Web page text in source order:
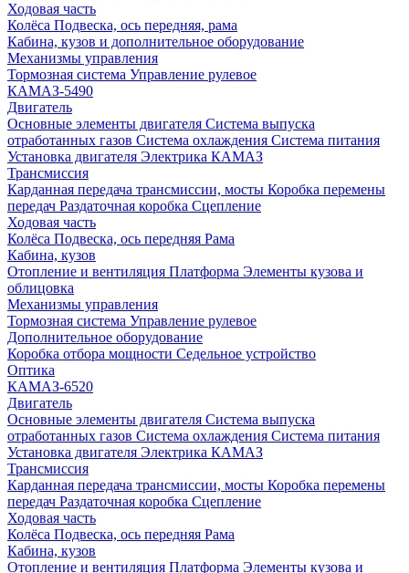
Ходовая часть
Колёса Подвеска, ось передняя, рама
Кабина, кузов и дополнительное оборудование
Механизмы управления
Тормозная система Управление рулевое
КАМАЗ-5490
Двигатель
Основные элементы двигателя Система выпуска
отработанных газов Система охлаждения Система питания
Установка двигателя Электрика КАМАЗ
Трансмиссия
Карданная передача трансмиссии, мосты Коробка перемены
передач Раздаточная коробка Сцепление
Ходовая часть
Колёса Подвеска, ось передняя Рама
Кабина, кузов
Отопление и вентиляция Платформа Элементы кузова и
облицовка
Механизмы управления
Тормозная система Управление рулевое
Дополнительное оборудование
Коробка отбора мощности Седельное устройство
Оптика
КАМАЗ-6520
Двигатель
Основные элементы двигателя Система выпуска
отработанных газов Система охлаждения Система питания
Установка двигателя Электрика КАМАЗ
Трансмиссия
Карданная передача трансмиссии, мосты Коробка перемены
передач Раздаточная коробка Сцепление
Ходовая часть
Колёса Подвеска, ось передняя Рама
Кабина, кузов
Отопление и вентиляция Платформа Элементы кузова и